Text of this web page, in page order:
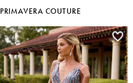
PRIMAVERA COUTURE